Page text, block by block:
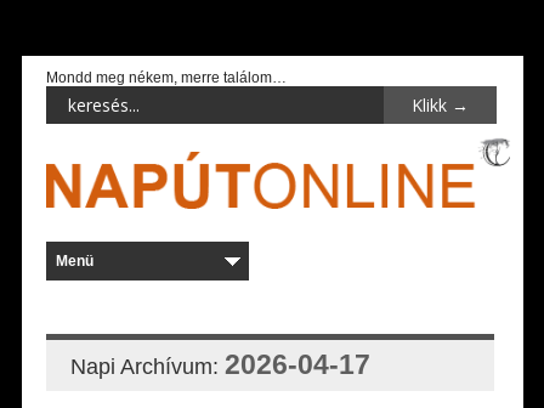
Mondd meg nékem, merre találom…
Napi Archívum: 2026-04-17